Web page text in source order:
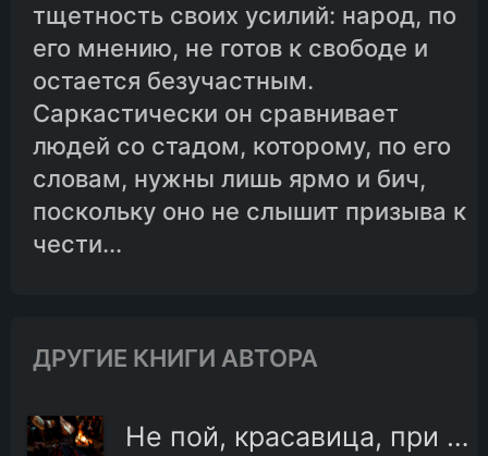
тщетность своих усилий: народ, по
его мнению, не готов к свободе и
остается безучастным.
Саркастически он сравнивает
людей со стадом, которому, по его
словам, нужны лишь ярмо и бич,
поскольку оно не слышит призыва к
чести...
ДРУГИЕ КНИГИ АВТОРА
Не пой, красавица, при мне